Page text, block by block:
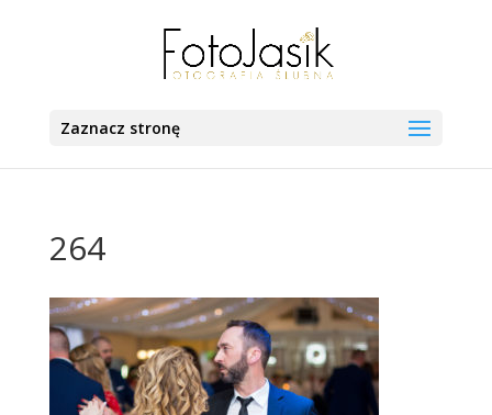
Zaznacz stronę
264